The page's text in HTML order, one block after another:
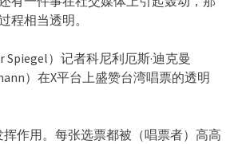
程相当透明。
Spiegel）记者科尼利厄斯·迪克曼
）在X平台上盛赞台湾唱票的透明
作用。每张选票都被（唱票者）高高